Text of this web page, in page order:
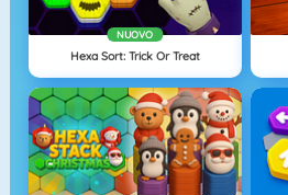
NUOVO
Hexa Sort: Trick Or Treat